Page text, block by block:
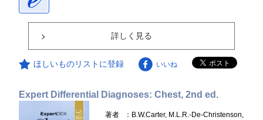
詳しく見る
ほしいものリストに登録 いいね
Expert Differential Diagnoses: Chest, 2nd ed.
著者
：B.W.Carter, M.L.R.-De-Christenson,